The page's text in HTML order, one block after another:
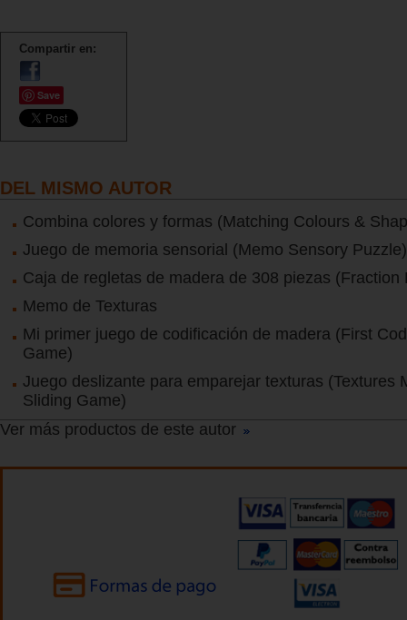
Compartir en:
Save
DEL MISMO AUTOR
Combina colores y formas (Matching Colours &
Juego de memoria sensorial (Memo Sensory Puzzle)
Caja de regletas de madera de 308 piezas (Fraction
Memo de Texturas
Mi primer juego de codificación de madera (First
Game)
Juego deslizante para emparejar texturas (Textures
Sliding Game)
Ver más productos de este autor